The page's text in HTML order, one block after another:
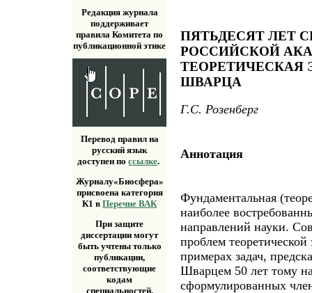
Редакция журнала
поддерживает
правила Комитета по
публикационной этике
Перевод правил на
русский язык
доступен поссылке.
Журналу«Биосфера»
присвоена категория
К1 вПеречне ВАК
При защите
диссертации могут
быть учтены только
публикации,
соответствующие
кодам
специальностей,
ПЯТЬДЕСЯТ ЛЕТ
РОССИЙСКОЙ
ТЕОРЕТИЧЕСКАЯ
ШВАРЦА
Г.С. Розенберг
Аннотация
Фундаментальная
наиболее
направлений науки.
проблем
примерах задач,
Шварцем 50 лет тому
сформулированных